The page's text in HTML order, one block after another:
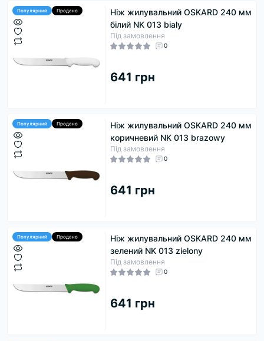
Популярний Продано
Ніж жилувальний OSKARD 240 мм
білий NK 013 bialy
Під замовлення
0
641 грн
Популярний Продано
Ніж жилувальний OSKARD 240 мм
коричневий NK 013 brazowy
Під замовлення
0
641 грн
Популярний Продано
Ніж жилувальний OSKARD 240 мм
зелений NK 013 zielony
Під замовлення
0
641 грн